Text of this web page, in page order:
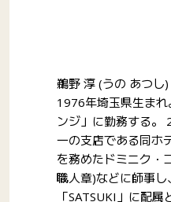
鵜野 淳 (うの あつし)
1976年埼玉県生ま
ンジ」に勤務する。
一の支店である同ホ
を務めたドミニク・
職人章)などに師事
「SATSUKI」に配